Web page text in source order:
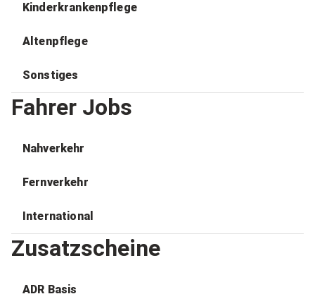
Kinderkrankenpflege
Altenpflege
Sonstiges
Fahrer Jobs
Nahverkehr
Fernverkehr
International
Zusatzscheine
ADR Basis